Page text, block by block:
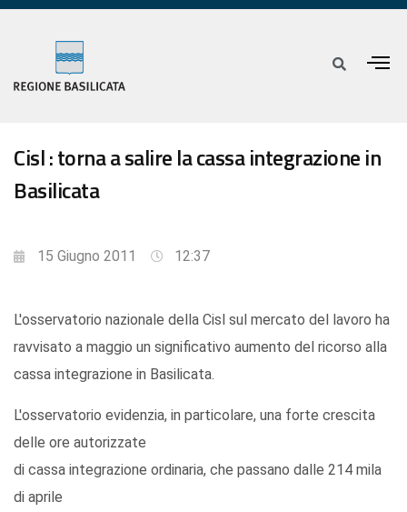
Cisl : torna a salire la cassa integrazione in
Basilicata
15 Giugno 2011 12:37
L'osservatorio nazionale della Cisl sul mercato del lavoro ha
ravvisato a maggio un significativo aumento del ricorso alla
cassa integrazione in Basilicata.
L'osservatorio evidenzia, in particolare, una forte crescita
delle ore autorizzate
di cassa integrazione ordinaria, che passano dalle 214 mila
di aprile